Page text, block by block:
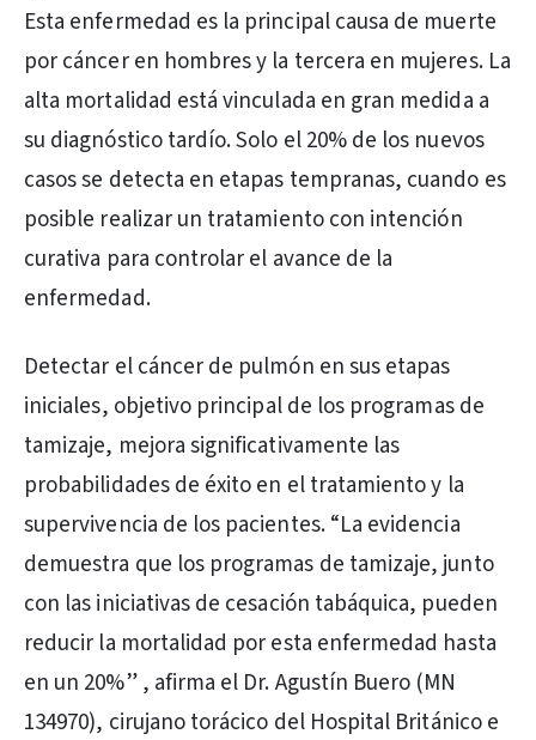
Esta enfermedad es la principal causa de muerte
por cáncer en hombres y la tercera en mujeres. La
alta mortalidad está vinculada en gran medida a
su diagnóstico tardío. Solo el 20% de los nuevos
casos se detecta en etapas tempranas, cuando es
posible realizar un tratamiento con intención
curativa para controlar el avance de la
enfermedad.
Detectar el cáncer de pulmón en sus etapas
iniciales, objetivo principal de los programas de
tamizaje, mejora significativamente las
probabilidades de éxito en el tratamiento y la
supervivencia de los pacientes. “La evidencia
demuestra que los programas de tamizaje, junto
con las iniciativas de cesación tabáquica, pueden
reducir la mortalidad por esta enfermedad hasta
en un 20%” , afirma el Dr. Agustín Buero (MN
134970), cirujano torácico del Hospital Británico e